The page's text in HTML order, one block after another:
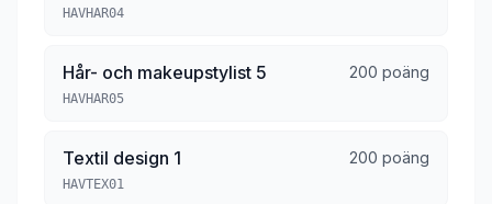
HAVHAR04
Hår- och makeupstylist 5 200 poäng
HAVHAR05
Textil design 1 200 poäng
HAVTEX01